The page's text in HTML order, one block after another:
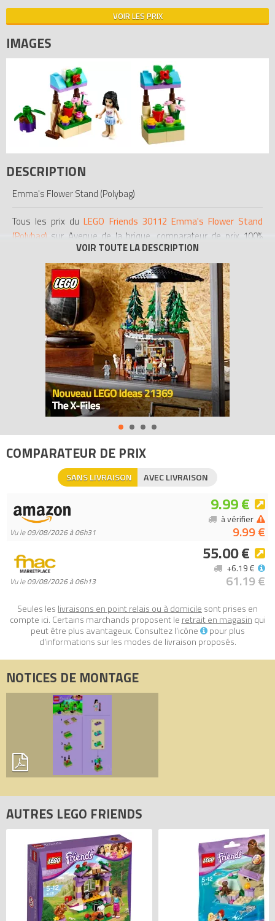
VOIR LES PRIX
IMAGES
DESCRIPTION
Emma's Flower Stand (Polybag)
Tous les prix duLEGO Friends 30112 Emma's Flower Stand
(Polybag) sur Avenue de la brique, comparateur de prix 100%
Codes EAN du LEGO Friends 30112 : 5702015127356,
0673419212106.
COMPARATEUR DE PRIX
SANS LIVRAISON AVEC LIVRAISON
Vu le09/08/2026 à 06h31
9.99 €
9.99 €
à vérifier
Vu le09/08/2026 à 06h13
55.00 €
61.19 €
+6.19 €
Seules les livraisons en point relais ou à domicile sont prises en
compte ici. Certains marchands proposent le retrait en magasin qui
peut être plus avantageux. Consultez l'icône
pour plus
d'informations sur les modes de livraison proposés.
NOTICES DE MONTAGE
AUTRES LEGO FRIENDS